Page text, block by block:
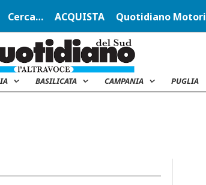
Cerca… ACQUISTA Quotidiano Motori
BASILICATA CAMPANIA PUGLIA